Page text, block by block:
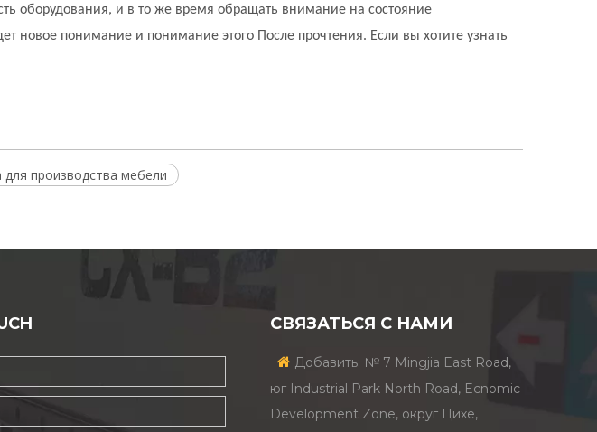
оборудования, и в то же время обращать внимание на состояние
новое понимание и понимание этого После прочтения. Если вы хотите узнать
производства мебели
СВЯЗАТЬСЯ С НАМИ
 Добавить: № 7 Mingjia East Road,
юг Industrial Park North Road, Ecnomic
Development Zone, округ Цихе,